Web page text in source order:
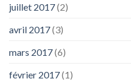
juillet 2017(2)
avril 2017(3)
mars 2017(6)
février 2017(1)